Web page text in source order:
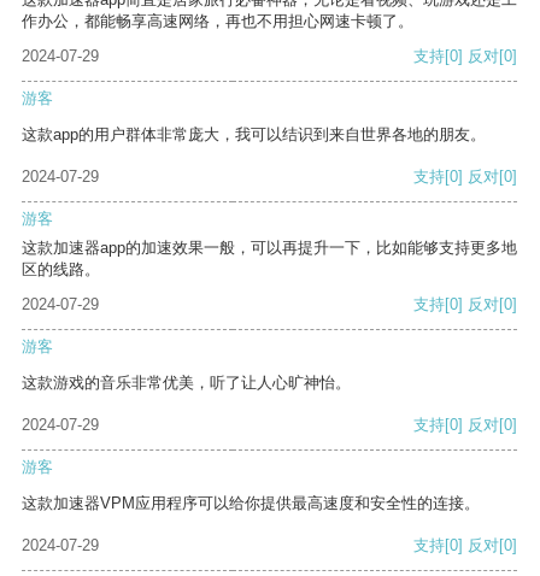
作办公，都能畅享高速网络，再也不用担心网速卡顿了。
2024-07-29
支持[0] 反对[0]
游客
这款app的用户群体非常庞大，我可以结识到来自世界各地的朋友。
2024-07-29 支持[0] 反对[0]
游客
这款加速器app的加速效果一般，可以再提升一下，比如能够支持更多地
区的线路。
2024-07-29
支持[0] 反对[0]
游客
这款游戏的音乐非常优美，听了让人心旷神怡。
2024-07-29 支持[0] 反对[0]
游客
这款加速器VPM应用程序可以给你提供最高速度和安全性的连接。
2024-07-29 支持[0] 反对[0]